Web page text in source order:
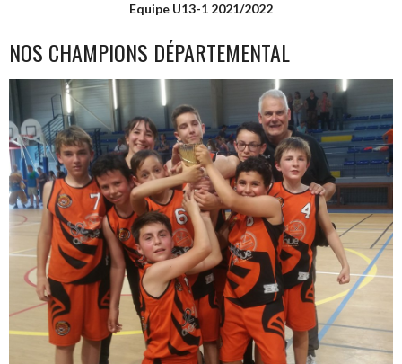
Equipe U13-1 2021/2022
NOS CHAMPIONS DÉPARTEMENTAL